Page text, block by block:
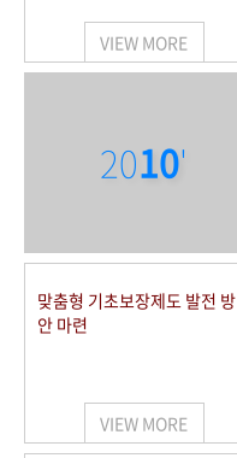
VIEW MORE
2010'
맞춤형 기초보장제도 발전 방
안 마련
VIEW MORE